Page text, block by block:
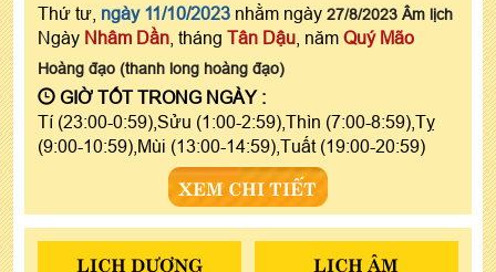
Thứ tư, ngày 11/10/2023 nhằm ngày 27/8/2023 Âm lịch
Ngày Nhâm Dần , tháng Tân Dậu , năm Quý Mão
Hoàng đạo (thanh long hoàng đạo)
GIỜ TỐT TRONG NGÀY :
Tí (23:00-0:59),Sửu (1:00-2:59),Thìn (7:00-8:59),Tỵ
(9:00-10:59),Mùi (13:00-14:59),Tuất (19:00-20:59)
XEM CHI TIẾT
LỊCH DƯƠNG LỊCH ÂM